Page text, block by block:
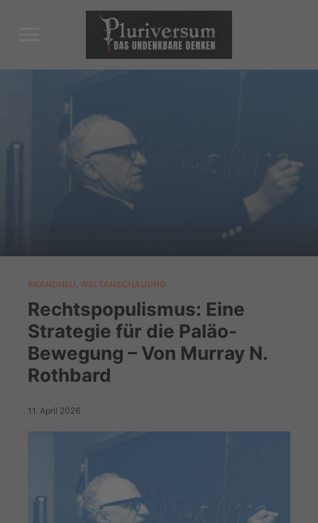
&
BRANDNEU WELTANSCHAUUNG
Rechtspopulismus: Eine
Strategie für die Paläo-
Bewegung – Von Murray N.
Rothbard
11. April 2026